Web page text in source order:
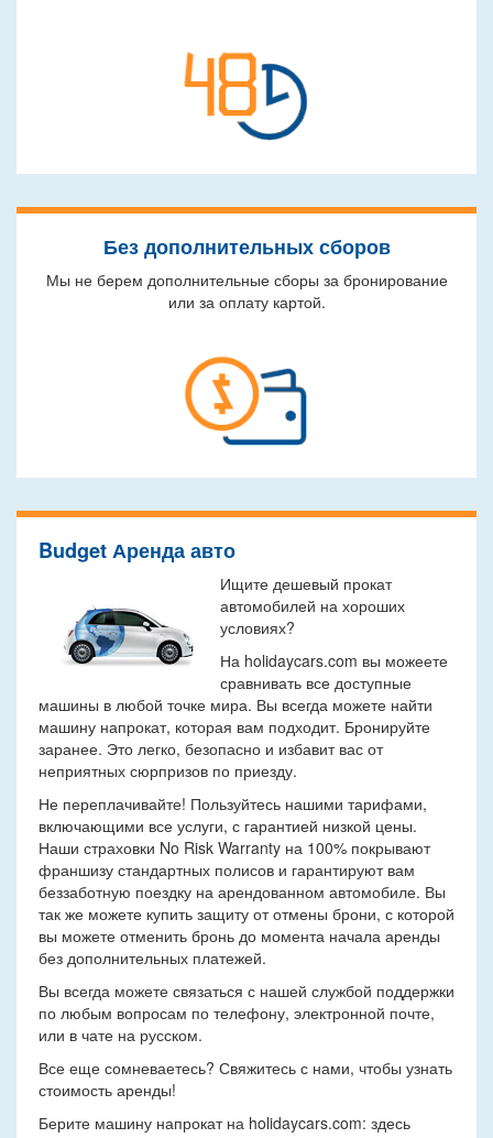
Без дополнительных сборов
Мы не берем дополнительные сборы за бронирование
или за оплату картой.
Budget Аренда авто
Ищите дешевый прокат
автомобилей на хороших
условиях?
На holidaycars.com вы можеете
сравнивать все доступные
машины в любой точке мира. Вы всегда можете найти
машину напрокат, которая вам подходит. Бронируйте
заранее. Это легко, безопасно и избавит вас от
неприятных сюрпризов по приезду.
Не переплачивайте! Пользуйтесь нашими тарифами,
включающими все услуги, с гарантией низкой цены.
Наши страховки No Risk Warranty на 100% покрывают
франшизу стандартных полисов и гарантируют вам
беззаботную поездку на арендованном автомобиле. Вы
так же можете купить защиту от отмены брони, с которой
вы можете отменить бронь до момента начала аренды
без дополнительных платежей.
Вы всегда можете связаться с нашей службой поддержки
по любым вопросам по телефону, электронной почте,
или в чате на русском.
Все еще сомневаетесь? Свяжитесь с нами, чтобы узнать
стоимость аренды!
Берите машину напрокат на holidaycars.com: здесь